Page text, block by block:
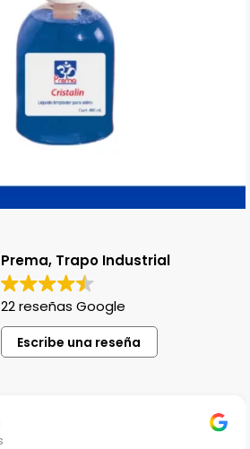
Prema, Trapo Industrial
22 reseñas Google
Escribe una reseña